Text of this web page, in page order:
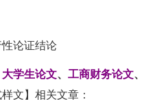
论证结论
大学生论文、 工商财务论文、
文】相关文章：